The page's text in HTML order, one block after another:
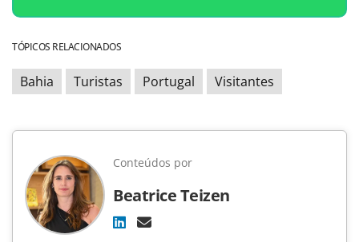
TÓPICOS RELACIONADOS
Bahia Turistas Portugal Visitantes
Conteúdos por
Beatrice Teizen